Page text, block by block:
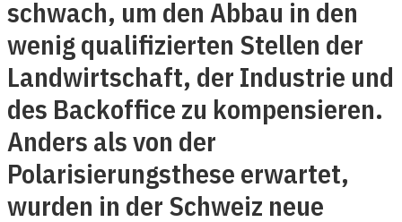
schwach, um den Abbau in den
wenig qualifizierten Stellen der
Landwirtschaft, der Industrie und
des Backoffice zu kompensieren.
Anders als von der
Polarisierungsthese erwartet,
wurden in der Schweiz neue